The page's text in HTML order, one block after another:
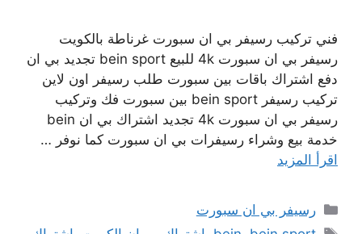
فني تركيب رسيفر بي ان سبورت غرناطة بالكويت
رسيفر بي ان سبورت 4k للبيع bein sport تجديد بي ان
دفع اشتراك باقات بين سبورت طلب رسيفر اون لاين
تركيب رسيفر bein sport بين سبورت فك وتركيب
رسيفر بي ان سبورت 4k تجديد اشتراك بي ان bein
خدمة بيع وشراء رسيفرات بي ان سبورت كما نوفر …
اقرأ المزيد
التصنيفات
رسيفر بي ان سبورت
الوسوم